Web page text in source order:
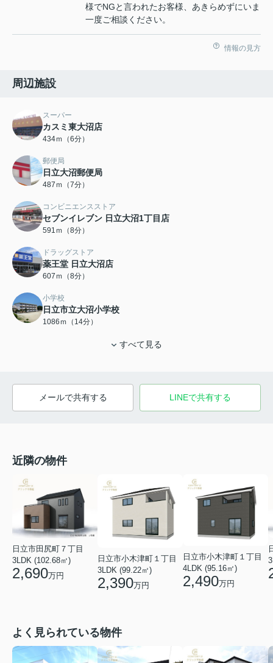
様でNGと言われたお客様、あきらめずにいま
一度ご相談ください。
情報の見方
周辺施設
スーパー
カスミ東大沼店
434ｍ（6分）
郵便局
日立大沼郵便局
487ｍ（7分）
コンビニエンスストア
セブンイレブン 日立大沼1丁目店
591ｍ（8分）
ドラッグストア
薬王堂 日立大沼店
607ｍ（8分）
小学校
日立市立大沼小学校
1086ｍ（14分）
すべて見る
メールで共有する LINEで共有する
近隣の物件
日立市田尻町７丁目
3LDK (102.68㎡)
2,690万円
日立市小木津町１丁目
3LDK (99.22㎡)
2,390万円
日立市小木津町１丁目
4LDK (95.16㎡)
2,490万円
よく見られている物件